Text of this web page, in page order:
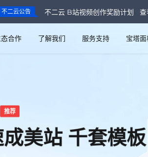
不二云公告 不二云 B站视频创作奖励计划 查
合作 了解我们 服务支持
宝塔面
启未来 不二云